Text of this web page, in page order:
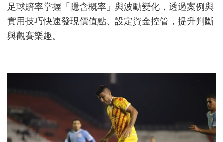
球
赔
率
用
足球賠率掌握「隱含概率」與波動變化，透過案例與
實用技巧快速發現價值點、設定資金控管，提升判斷
與觀賽樂趣。